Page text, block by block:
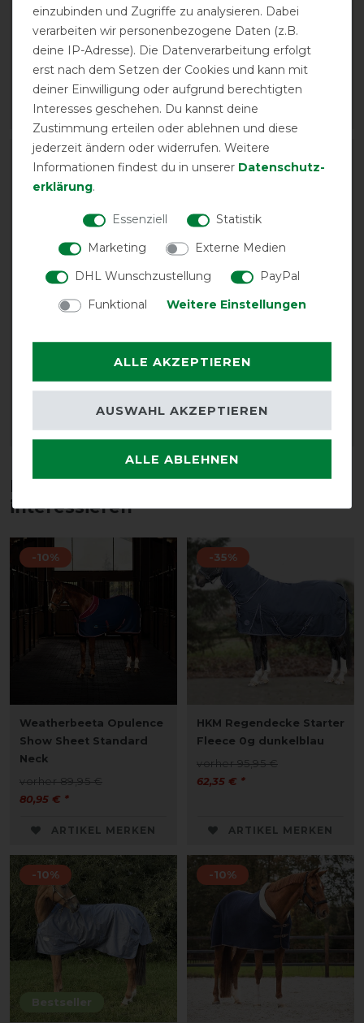
Euroriding Outdoor-
Decke Think Green,
Recycling 100g
vorher 89,95 €
67,45 € *
ARTIKEL MERKEN
Euroriding Outdoor
Decke Narva 1200D
400g
vorher 99,95 €
84,95 € *
ARTIKEL MERKEN
-25%
Decke Think Green,
vorher 79,95 €
ARTIKEL MERKEN
Decke Narva 1200D
250g
vorher 89,95 €
ARTIKEL MERKEN
Diese Produkte könnten dich auch
interessieren
-10%
Weatherbeeta Opulence
Show Sheet Standard
Neck
vorher 89,95 €
80,95 € *
ARTIKEL MERKEN
-35%
HKM Regendecke Starter
Fleece 0g dunkelblau
vorher 95,95 €
62,35 € *
ARTIKEL MERKEN
Bestseller
-10% -10%
einzubinden und Zugriffe zu analysieren. Dabei
verarbeiten wir personenbezogene Daten (z.B.
deine IP-Adresse). Die Datenverarbeitung erfolgt
erst nach dem Setzen der Cookies und kann mit
deiner Einwilligung oder aufgrund berechtigten
Interesses geschehen. Du kannst deine
Zustimmung erteilen oder ablehnen und diese
jederzeit ändern oder widerrufen. Weitere
Informationen findest du in unserer Daten­schutz­
erklärung.
Essenziell
Statistik
Marketing
Externe Medien
DHL Wunschzustellung
PayPal
Funktional
Weitere Einstellungen
ALLE AKZEPTIEREN
ALLE ABLEHNEN
AUSWAHL AKZEPTIEREN